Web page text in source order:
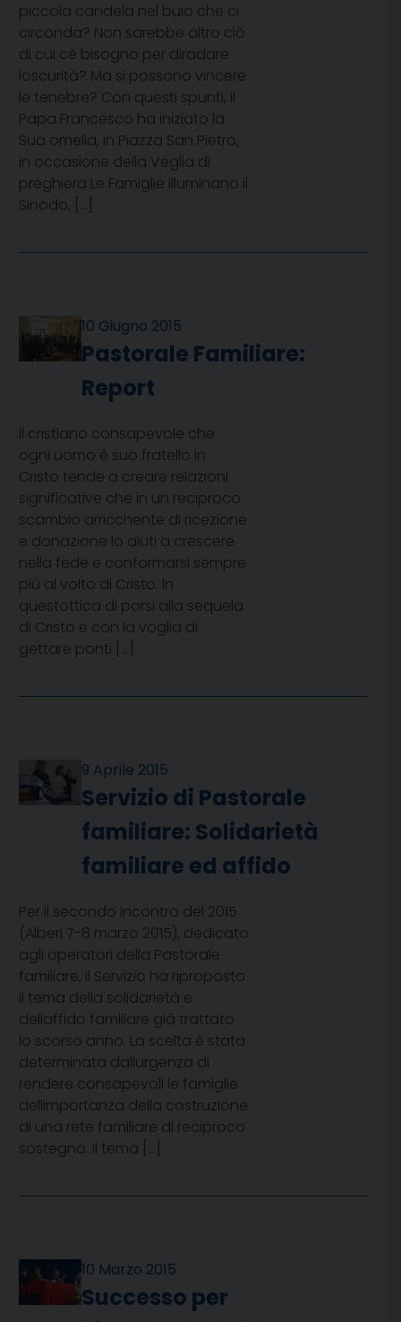
piccola candela nel buio che ci
circonda? Non sarebbe altro ciò
di cui cè bisogno per diradare
loscurità? Ma si possono vincere
le tenebre? Con questi spunti, il
Papa Francesco ha iniziato la
Sua omelia, in Piazza San Pietro,
in occasione della Veglia di
preghiera Le Famiglie illuminano il
Sinodo, […]
10 Giugno 2015
Pastorale Familiare:
Report
Il cristiano consapevole che
ogni uomo è suo fratello in
Cristo tende a creare relazioni
significative che in un reciproco
scambio arricchente di ricezione
e donazione lo aiuti a crescere
nella fede e conformarsi sempre
più al volto di Cristo. In
questottica di porsi alla sequela
di Cristo e con la voglia di
gettare ponti […]
9 Aprile 2015
Servizio di Pastorale
familiare: Solidarietà
familiare ed affido
Per il secondo incontro del 2015
(Alberi 7-8 marzo 2015), dedicato
agli operatori della Pastorale
familiare, il Servizio ha riproposto
il tema della solidarietà e
dellaffido familiare già trattato
lo scorso anno. La scelta è stata
determinata dallurgenza di
rendere consapevoli le famiglie
dellimportanza della costruzione
di una rete familiare di reciproco
sostegno. Il tema […]
10 Marzo 2015
Successo per